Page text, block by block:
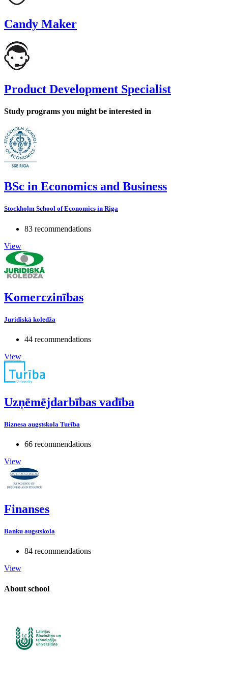
Candy Maker
Product Development Specialist
Study programs you might be interested in
BSc in Economics and Business
Stockholm School of Economics in Riga
83 recommendations
View
Komerczinības
Juridiskā koledža
44 recommendations
View
Uzņēmējdarbības vadība
Biznesa augstskola Turība
66 recommendations
View
Finanses
Banku augstskola
84 recommendations
View
About school